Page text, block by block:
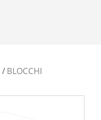
/ BLOCCHI